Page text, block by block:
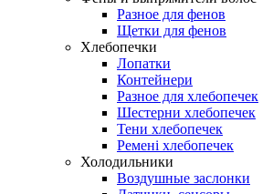
Разное для фенов
Щетки для фенов
Хлебопечки
Лопатки
Контейнери
Разное для хлебопечек
Шестерни хлебопечек
Тени хлебопечек
Ремені хлебопечек
Холодильники
Воздушные заслонки